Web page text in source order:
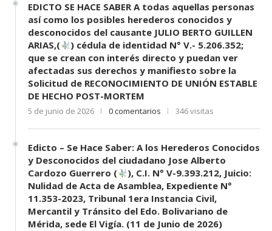
EDICTO SE HACE SABER A todas aquellas personas
así como los posibles herederos conocidos y
desconocidos del causante JULIO BERTO GUILLEN
ARIAS,(
) cédula de identidad N° V.- 5.206.352;
que se crean con interés directo y puedan ver
afectadas sus derechos y manifiesto sobre la
Solicitud de RECONOCIMIENTO DE UNIÓN ESTABLE
DE HECHO POST-MORTEM
5 de junio de 2026 0 comentarios 346 visitas
Edicto – Se Hace Saber: A los Herederos Conocidos
y Desconocidos del ciudadano Jose Alberto
Cardozo Guerrero (
), C.I. N° V-9.393.212, Juicio:
Nulidad de Acta de Asamblea, Expediente N°
11.353-2023, Tribunal 1era Instancia Civil,
Mercantil y Tránsito del Edo. Bolivariano de
Mérida, sede El Vigía. (11 de Junio de 2026)